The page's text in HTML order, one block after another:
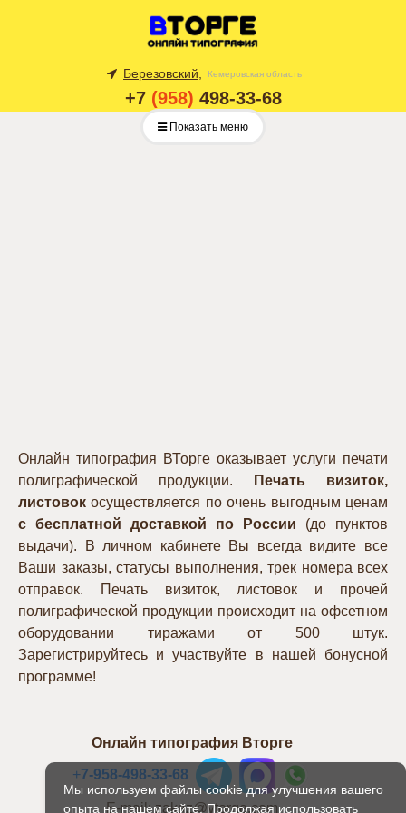
Березовский, Кемеровская область
+7 (958) 498-33-68
Показать меню
Мы используем файлы cookie для улучшения вашего
опыта на нашем сайте. Продолжая использовать
Онлайн типография ВТорге оказывает услуги печати
полиграфической продукции.
Печать визиток,
листовок осуществляется по очень выгодным ценам
с бесплатной доставкой по России (до пунктов
выдачи). В личном кабинете Вы всегда видите все
Ваши заказы, статусы выполнения, трек номера всех
отправок. Печать визиток, листовок и прочей
полиграфической продукции происходит на офсетном
оборудовании тиражами от 500 штук.
Зарегистрируйтесь и участвуйте в нашей бонусной
программе!
Онлайн типография Вторге
+7-958-498-33-68
E-mail: zakaz@vtorge.com